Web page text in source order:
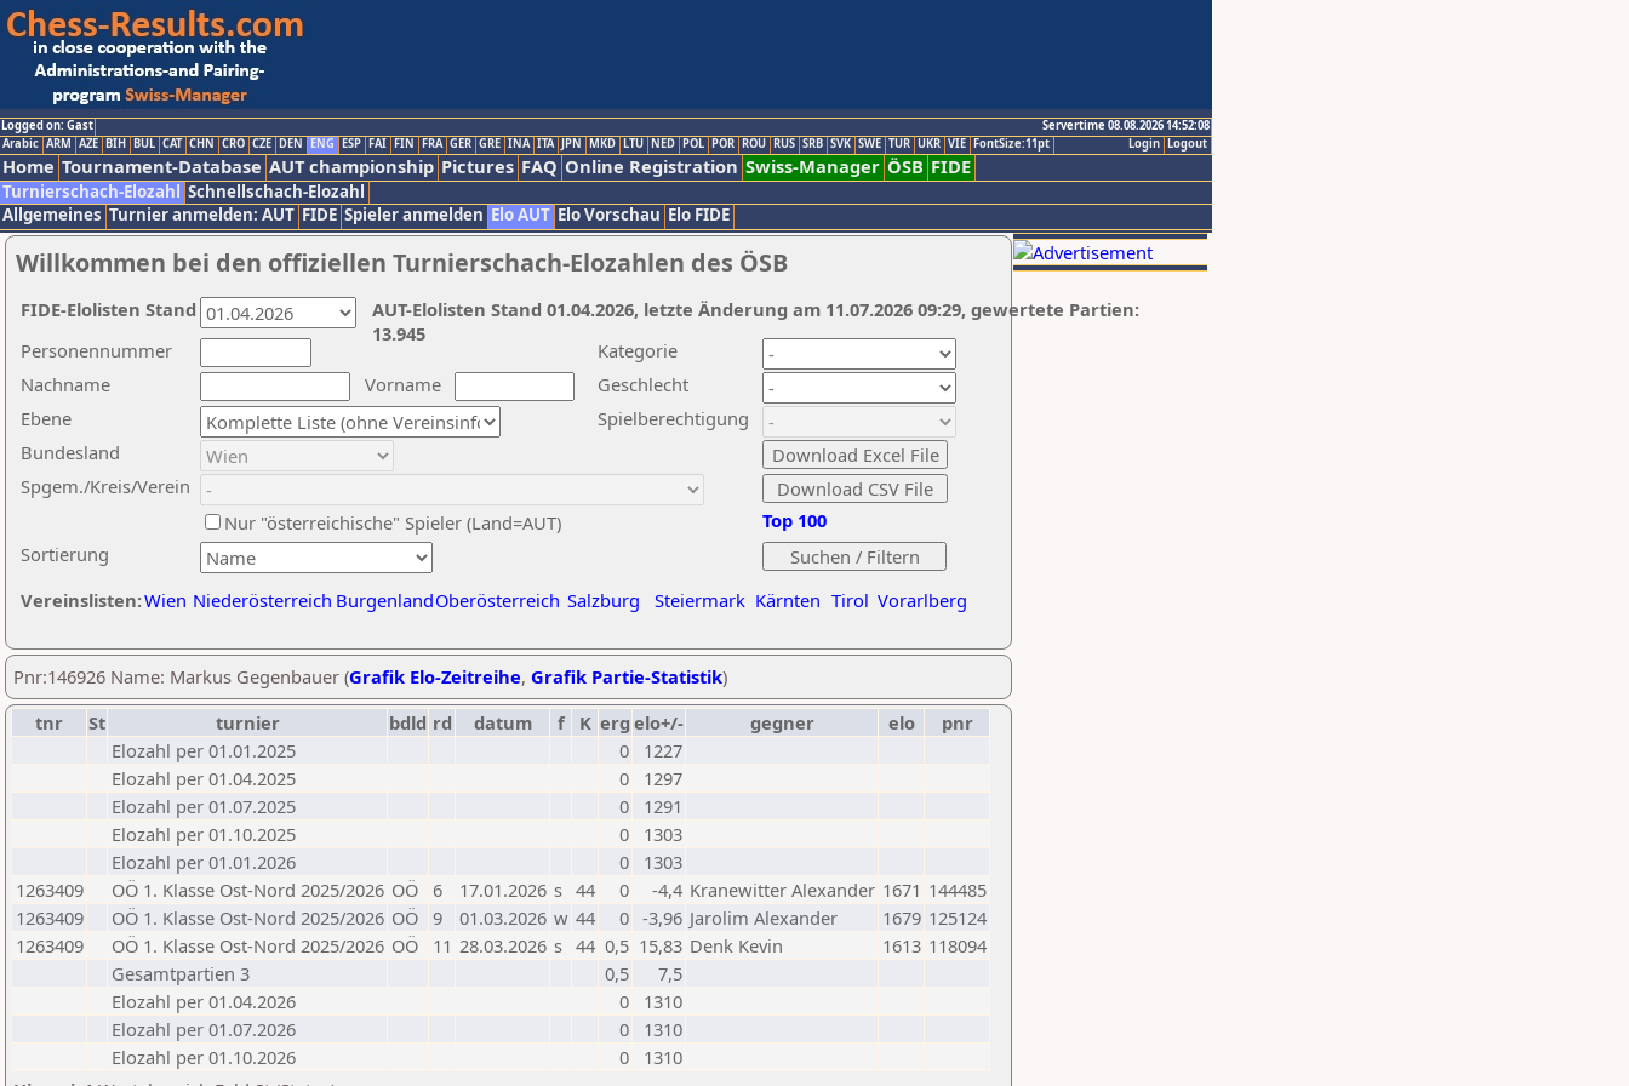
Logged on: Gast
Servertime 08.08.2026 14:52:08
Logout
Login
Arabic ARM AZE BIH BUL CAT CHN CRO CZE DEN ENG ESP FAI FIN FRA GER GRE INA ITA JPN MKD LTU NED POL POR ROU RUS SRB SVK SWE TUR UKR VIE FontSize:11pt
Home Tournament-Database AUT championship Pictures FAQ Online Registration Swiss-Manager ÖSB FIDE
Turnierschach-Elozahl Schnellschach-Elozahl
Allgemeines Turnier anmelden: AUT FIDE Spieler anmelden Elo AUT Elo Vorschau Elo FIDE
Willkommen bei den offiziellen Turnierschach-Elozahlen des ÖSB
Nachname
Vorname
Ebene
Kategorie
Sortierung
Personennummer
Bundesland
Spgem./Kreis/Verein
Geschlecht
Nur "österreichische" Spieler (Land=AUT)
Spielberechtigung
Vereinslisten:Wien Niederösterreich BurgenlandOberösterreich Salzburg Steiermark Kärnten Tirol Vorarlberg
Top 100
AUT-Elolisten Stand 01.04.2026, letzte Änderung am 11.07.2026 09:29, gewertete Partien:
13.945
FIDE-Elolisten Stand
Pnr:146926 Name: Markus Gegenbauer (Grafik Elo-Zeitreihe, Grafik Partie-Statistik)
tnr
St turnier bdld rd datum f K erg elo+/- gegner elo
pnr
Elozahl per 01.01.2025
0
1227
Elozahl per 01.04.2025
0
1297
Elozahl per 01.07.2025
0
1291
Elozahl per 01.10.2025
0
1303
Elozahl per 01.01.2026
0
1303
1263409
OÖ 1. Klasse Ost-Nord 2025/2026 OÖ 6 17.01.2026 s 44 0 -4,4 Kranewitter Alexander 1671 144485
1263409
OÖ 1. Klasse Ost-Nord 2025/2026 OÖ 9 01.03.2026 w 44 0 -3,96 Jarolim Alexander 1679 125124
1263409
OÖ 1. Klasse Ost-Nord 2025/2026 OÖ 11 28.03.2026 s 44 0,5 15,83 Denk Kevin 1613 118094
Gesamtpartien 3
0,5
7,5
Elozahl per 01.04.2026
0
1310
Elozahl per 01.07.2026
0
1310
Elozahl per 01.10.2026
0
1310